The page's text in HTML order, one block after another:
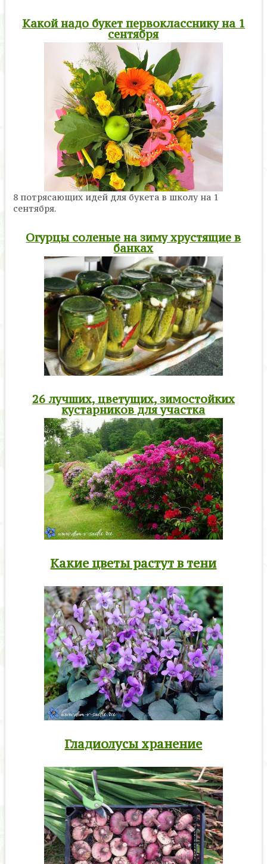
Какой надо букет первокласснику на 1
сентября
8 потрясающих идей для букета в школу на 1
сентября.
Огурцы соленые на зиму хрустящие в
банках
26 лучших, цветущих, зимостойких
кустарников для участка
Какие цветы растут в тени
Гладиолусы хранение